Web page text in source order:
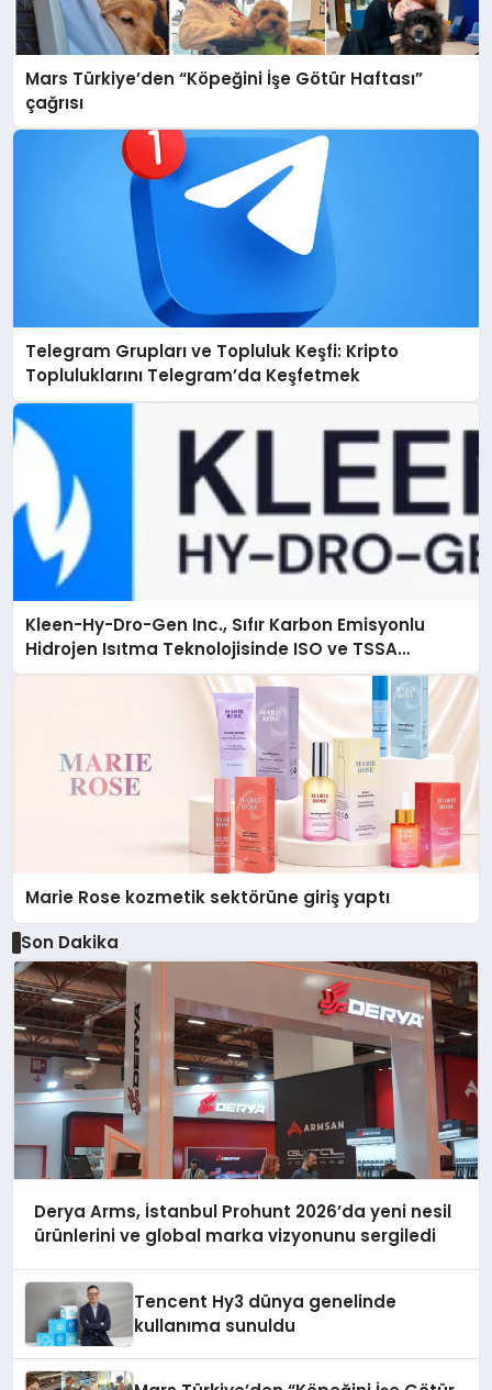
Mars Türkiye’den “Köpeğini İşe Götür Haftası”
çağrısı
Telegram Grupları ve Topluluk Keşfi: Kripto
Topluluklarını Telegram’da Keşfetmek
Kleen-Hy-Dro-Gen Inc., Sıfır Karbon Emisyonlu
Hidrojen Isıtma Teknolojisinde ISO ve TSSA
Düzenleyici Onaylarını Aldı
Marie Rose kozmetik sektörüne giriş yaptı
Son Dakika
Derya Arms, İstanbul Prohunt 2026’da yeni nesil
ürünlerini ve global marka vizyonunu sergiledi
Tencent Hy3 dünya genelinde
kullanıma sunuldu